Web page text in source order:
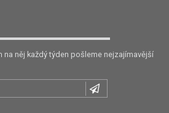
na něj každý týden pošleme nejzajímavější